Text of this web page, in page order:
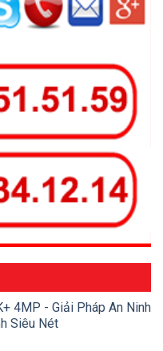
4MP - Giải Pháp An Ninh
Siêu Nét